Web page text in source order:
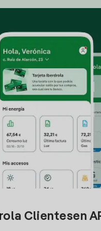
Clientesen